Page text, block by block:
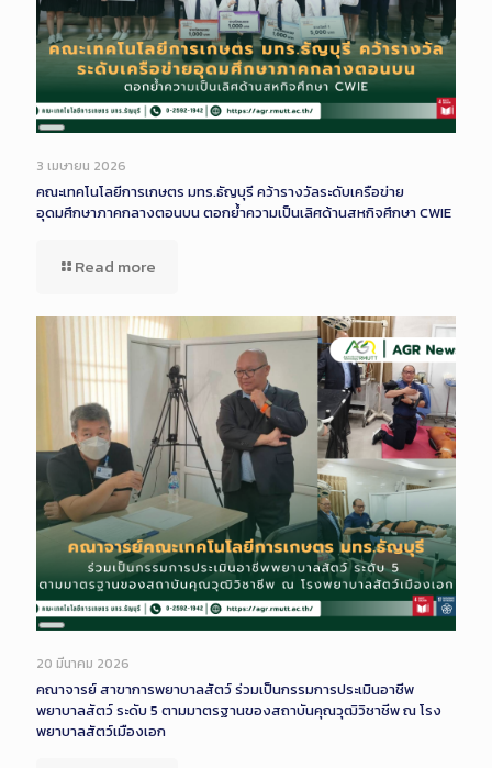
Long
Description
3 เมษายน 2026
คณะเทคโนโลยีการเกษตร มทร.ธัญบุรี คว้ารางวัลระดับเครือข่าย
อุดมศึกษาภาคกลางตอนบน ตอกย้ำความเป็นเลิศด้านสหกิจศึกษา CWIE
Read more
Long
Description
20 มีนาคม 2026
คณาจารย์ สาขาการพยาบาลสัตว์ ร่วมเป็นกรรมการประเมินอาชีพ
พยาบาลสัตว์ ระดับ 5 ตามมาตรฐานของสถาบันคุณวุฒิวิชาชีพ ณ โรง
พยาบาลสัตว์เมืองเอก